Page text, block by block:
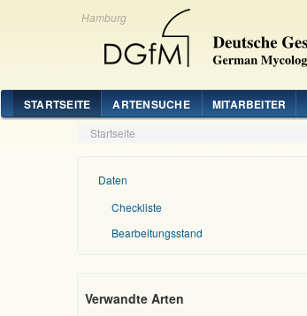
Hamburg
STARTSEITE ARTENSUCHE MITARBEITER
Startseite
Daten
Checkliste
Bearbeitungsstand
Verwandte Arten